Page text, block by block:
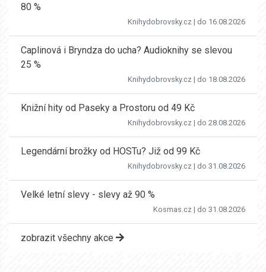
80 %
Knihydobrovsky.cz | do 16.08.2026
Caplinová i Bryndza do ucha? Audioknihy se slevou
25 %
Knihydobrovsky.cz | do 18.08.2026
Knižní hity od Paseky a Prostoru od 49 Kč
Knihydobrovsky.cz | do 28.08.2026
Legendární brožky od HOSTu? Již od 99 Kč
Knihydobrovsky.cz | do 31.08.2026
Velké letní slevy - slevy až 90 %
Kosmas.cz | do 31.08.2026
zobrazit všechny akce